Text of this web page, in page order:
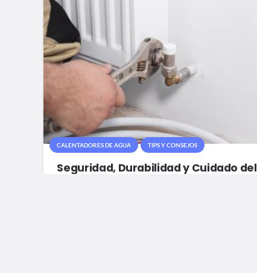
CALENTADORES DE AGUA TIPS Y CONSEJOS
Seguridad, Durabilidad y Cuidado del